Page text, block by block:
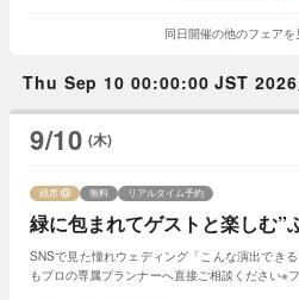
同日開催の他のフェアを
Thu Sep 10 00:00:00 JST 2026
9/10 (木)
緑に包まれてゲストと楽しむ”
残席 無料 リアルタイム予約
SNSで見た憧れウェディング「こんな演出でき
もプロの専属プランナーへ直接ご相談ください※